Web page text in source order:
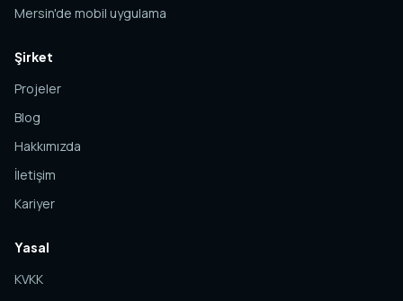
Mersin'de mobil uygulama
Şirket
Projeler
Blog
Hakkımızda
İletişim
Kariyer
Yasal
KVKK